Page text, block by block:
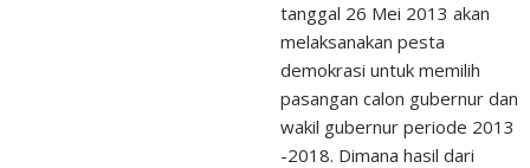
tanggal 26 Mei 2013 akan
melaksanakan pesta
demokrasi untuk memilih
pasangan calon gubernur dan
wakil gubernur periode 2013
-2018. Dimana hasil dari